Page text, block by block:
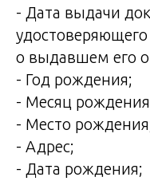
- Дата выдачи
о выдавшем его
- Год рождения;
- Месяц
- Место
- Адрес;
- Дата рождения;